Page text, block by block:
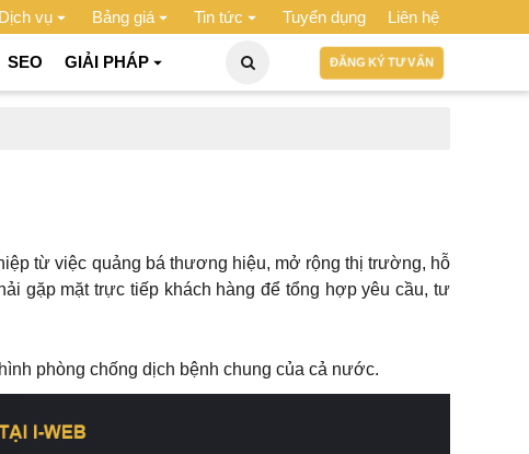
Dịch vụ Bảng giá Tin tức Tuyển dụng Liên hệ
SEO GIẢI PHÁP ĐĂNG KÝ TƯ VẤN
từ việc quảng bá thương hiệu, mở rộng thị trường, hỗ
gặp mặt trực tiếp khách hàng để tổng hợp yêu cầu, tư
phòng chống dịch bệnh chung của cả nước.